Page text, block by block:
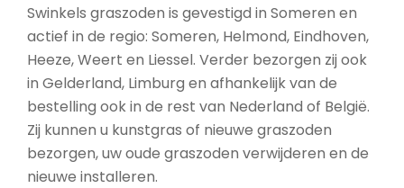
Swinkels graszoden is gevestigd in Someren en
actief in de regio: Someren, Helmond, Eindhoven,
Heeze, Weert en Liessel. Verder bezorgen zij ook
in Gelderland, Limburg en afhankelijk van de
bestelling ook in de rest van Nederland of België.
Zij kunnen u kunstgras of nieuwe graszoden
bezorgen, uw oude graszoden verwijderen en de
nieuwe installeren.